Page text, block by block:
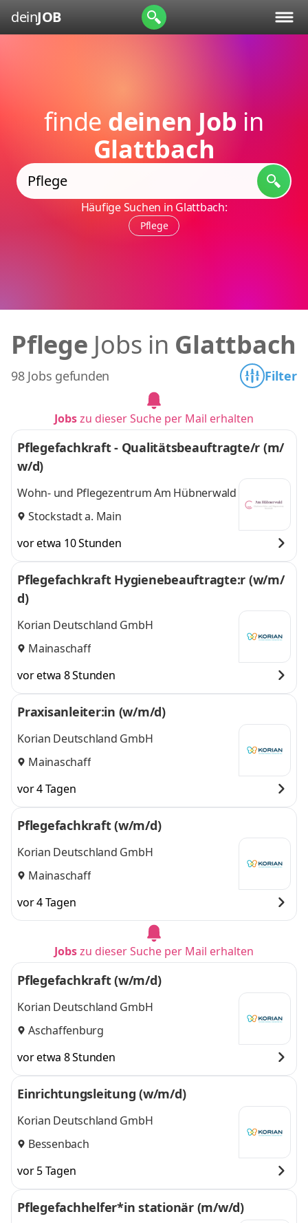
deinJOB
finde deinen Job in
Glattbach
Häufige Suchen in Glattbach:
Pflege
Pflege Jobs in Glattbach
98 Jobs gefunden Filter
Jobszu dieser Suche per Mail erhalten
Pflegefachkraft - Qualitätsbeauftragte/r (m/
w/d)
Wohn- und Pflegezentrum Am Hübnerwald
Stockstadt a. Main
vor etwa 10 Stunden
Pflegefachkraft Hygienebeauftragte:r (w/m/
d)
Korian Deutschland GmbH
Mainaschaff
vor etwa 8 Stunden
Praxisanleiter:in (w/m/d)
Korian Deutschland GmbH
Mainaschaff
vor 4 Tagen
Pflegefachkraft (w/m/d)
Korian Deutschland GmbH
Mainaschaff
vor 4 Tagen
Jobszu dieser Suche per Mail erhalten
Pflegefachkraft (w/m/d)
Korian Deutschland GmbH
Aschaffenburg
vor etwa 8 Stunden
Einrichtungsleitung (w/m/d)
Korian Deutschland GmbH
Bessenbach
vor 5 Tagen
Pflegefachhelfer*in stationär (m/w/d)